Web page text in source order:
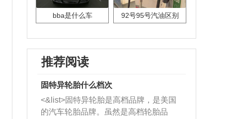
bba是什么车 92号95号汽油区别
推荐阅读
固特异轮胎什么档次
<&list>固特异轮胎是高档品牌，是美国
的汽车轮胎品牌。虽然是高档轮胎品